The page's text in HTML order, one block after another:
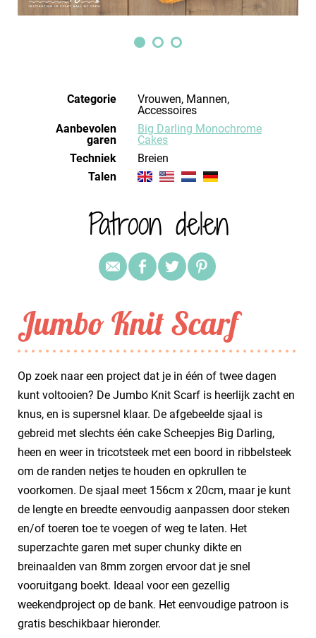
Categorie
Vrouwen, Mannen,
Accessoires
Aanbevolen
garen
Big Darling Monochrome
Cakes
Techniek
breien
Talen
Patroon delen
Jumbo Knit Scarf
Op zoek naar een project dat je in één of twee dagen
kunt voltooien? De Jumbo Knit Scarf is heerlijk zacht en
knus, en is supersnel klaar. De afgebeelde sjaal is
gebreid met slechts één cake Scheepjes Big Darling,
heen en weer in tricotsteek met een boord in ribbelsteek
om de randen netjes te houden en opkrullen te
voorkomen. De sjaal meet 156cm x 20cm, maar je kunt
de lengte en breedte eenvoudig aanpassen door steken
en/of toeren toe te voegen of weg te laten. Het
superzachte garen met super chunky dikte en
breinaalden van 8mm zorgen ervoor dat je snel
vooruitgang boekt. Ideaal voor een gezellig
weekendproject op de bank. Het eenvoudige patroon is
gratis beschikbaar hieronder.